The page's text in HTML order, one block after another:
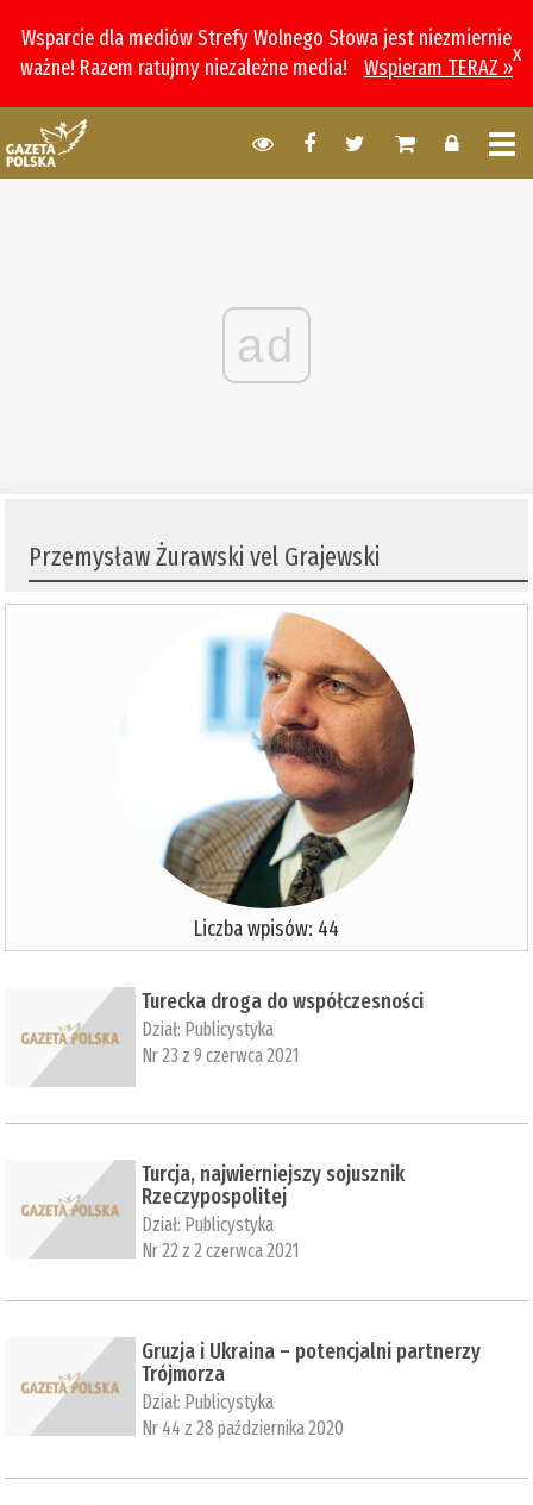
Wsparcie dla mediów Strefy Wolnego Słowa jest niezmiernie
ważne! Razem ratujmy niezależne media!
Wspieram TERAZ »
x
ad
Przemysław Żurawski vel Grajewski
Liczba wpisów: 44
Turecka droga do współczesności
Dział: Publicystyka
Nr 23 z 9 czerwca 2021
Turcja, najwierniejszy sojusznik
Rzeczypospolitej
Dział: Publicystyka
Nr 22 z 2 czerwca 2021
Gruzja i Ukraina – potencjalni partnerzy
Trójmorza
Dział: Publicystyka
Nr 44 z 28 października 2020